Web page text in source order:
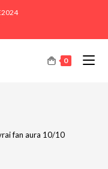
0
fan aura 10/10